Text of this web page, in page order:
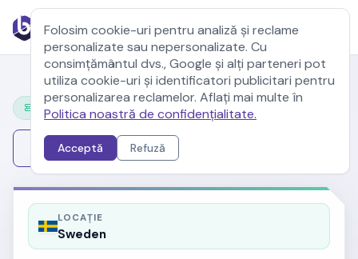
Configurează-ți serverul
Schimbă serverul
LOCAȚIE
Sweden
Folosim cookie-uri pentru analiză și reclame
personalizate sau nepersonalizate. Cu
consimțământul dvs., Google și alți parteneri pot
utiliza cookie-uri și identificatori publicitari pentru
personalizarea reclamelor. Aflați mai multe în
Politica noastră de confidențialitate.
Acceptă Refuză